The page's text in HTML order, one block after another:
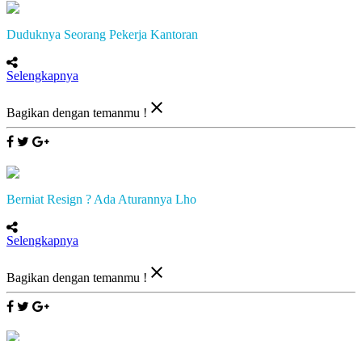
Duduknya Seorang Pekerja Kantoran
Selengkapnya
Bagikan dengan temanmu ! close
Berniat Resign ? Ada Aturannya Lho
Selengkapnya
Bagikan dengan temanmu ! close